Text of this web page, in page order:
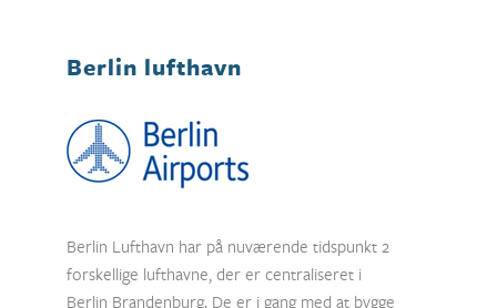
Berlin lufthavn
Berlin Lufthavn har på nuværende tidspunkt 2
forskellige lufthavne, der er centraliseret i
Berlin Brandenburg. De er i gang med at bygge